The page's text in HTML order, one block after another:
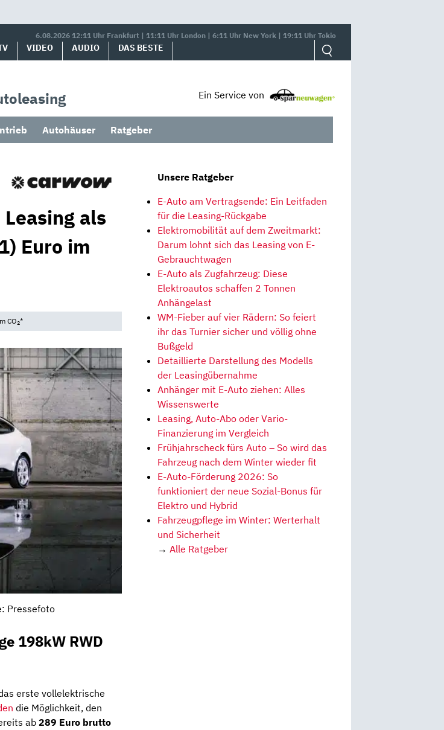
6.08.2026 12:11 Uhr Frankfurt | 11:11 Uhr London | 6:11 Uhr New York | 19:11 Uhr Tokio
VIDEO AUDIO DAS BESTE
Ein Service von
Autohäuser Ratgeber
als
Euro im
CO2*
Pressefoto
198kW RWD
erste vollelektrische
die Möglichkeit, den
ab289 Euro brutto
Unsere Ratgeber
E-Auto am Vertragsende: Ein Leitfaden
für die Leasing-Rückgabe
Elektromobilität auf dem Zweitmarkt:
Darum lohnt sich das Leasing von E-
Gebrauchtwagen
E-Auto als Zugfahrzeug: Diese
Elektroautos schaffen 2 Tonnen
Anhängelast
WM-Fieber auf vier Rädern: So feiert
ihr das Turnier sicher und völlig ohne
Bußgeld
Detaillierte Darstellung des Modells
der Leasingübernahme
Anhänger mit E-Auto ziehen: Alles
Wissenswerte
Leasing, Auto-Abo oder Vario-
Finanzierung im Vergleich
Frühjahrscheck fürs Auto – So wird das
Fahrzeug nach dem Winter wieder fit
E-Auto-Förderung 2026: So
funktioniert der neue Sozial-Bonus für
Elektro und Hybrid
Fahrzeugpflege im Winter: Werterhalt
und Sicherheit
→ Alle Ratgeber